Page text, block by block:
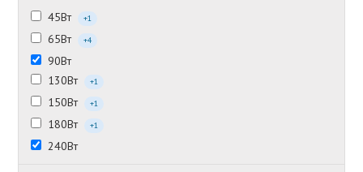
45Вт +1
65Вт +4
90Вт
130Вт
+1
150Вт +1
180Вт +1
240Вт